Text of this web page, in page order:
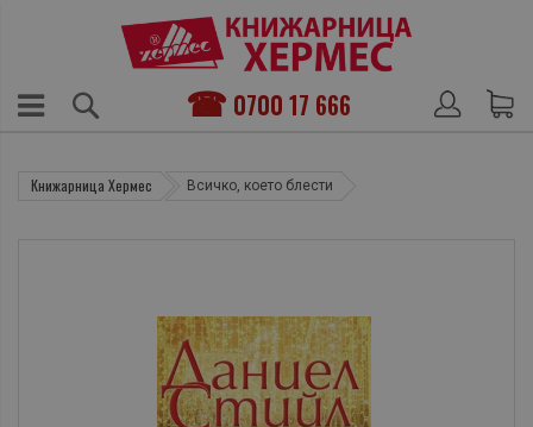
0700 17 666
Книжарница Хермес Всичко, което блести